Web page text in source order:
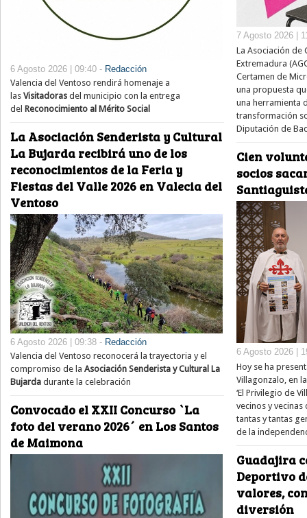
6 Agosto 2026 | 09:40 - Redacción
Valencia del Ventoso rendirá homenaje a
las Visitadoras del municipio con la entrega
del Reconocimiento al Mérito Social
La Asociación Senderista y Cultural
La Bujarda recibirá uno de los
reconocimientos de la Feria y
Fiestas del Valle 2026 en Valecia del
Ventoso
6 Agosto 2026 | 09:38 - Redacción
Valencia del Ventoso reconocerá la trayectoria y el
compromiso de la Asociación Senderista y Cultural La
Bujarda durante la celebración
Convocado el XXII Concurso `La
foto del verano 2026´ en Los Santos
de Maimona
7 Agosto 2026 |
La Asociación de
Extremadura
Certamen de
una propuesta
una herramienta
transformación
Diputación de
Cien
socios
6 Agosto 2026 |
Hoy se ha
Villagonzalo, en
‘El Privilegio de
vecinos y
tantas y tantas
de la
Guadajira
Deportivo
valores,
diversión